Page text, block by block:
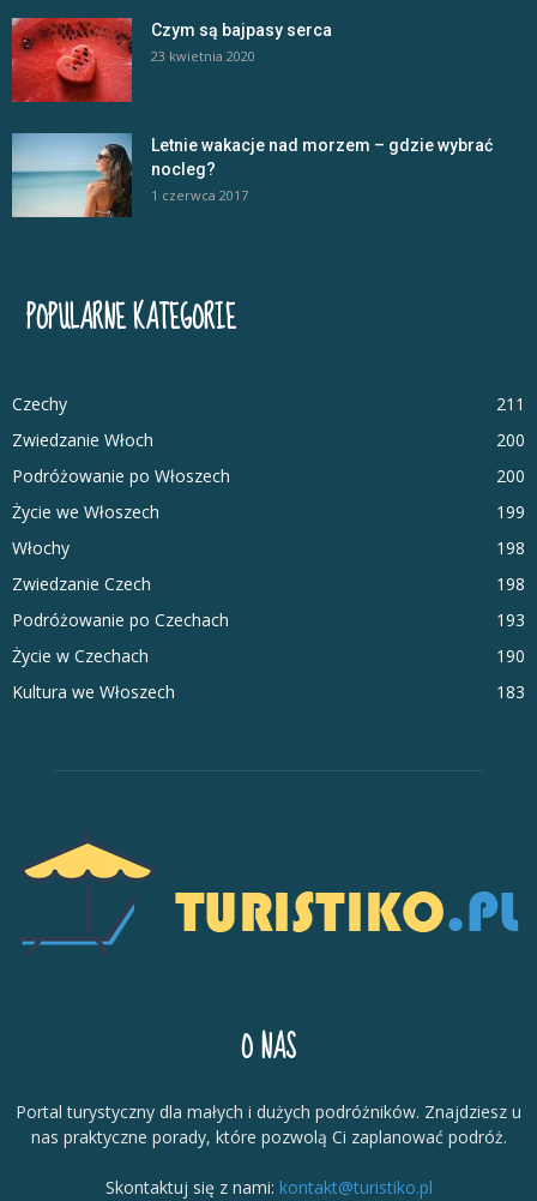
Czym są bajpasy serca
23 kwietnia 2020
Letnie wakacje nad morzem – gdzie wybrać
nocleg?
1 czerwca 2017
POPULARNE KATEGORIE
Czechy
211
Zwiedzanie Włoch
200
Podróżowanie po Włoszech
200
Życie we Włoszech
199
Włochy
198
Zwiedzanie Czech
198
Podróżowanie po Czechach
193
Życie w Czechach
190
Kultura we Włoszech
183
O NAS
Portal turystyczny dla małych i dużych podróżników. Znajdziesz u
nas praktyczne porady, które pozwolą Ci zaplanować podróż.
Skontaktuj się z nami: kontakt@turistiko.pl